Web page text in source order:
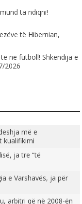
ta ndiqni!
të Hibernian,
në futboll! Shkëndija e
2026
më e
kualifikimi
ja tre “të
e Varshavës, ja për
arbitri që në 2008-ën